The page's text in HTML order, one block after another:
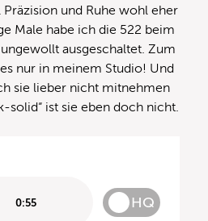
und Ruhe wohl eher
Male habe ich die 522 beim
ausgeschaltet. Zum
nur in meinem Studio! Und
sie lieber nicht mitnehmen
solid“ ist sie eben doch nicht.
0:55 HQ